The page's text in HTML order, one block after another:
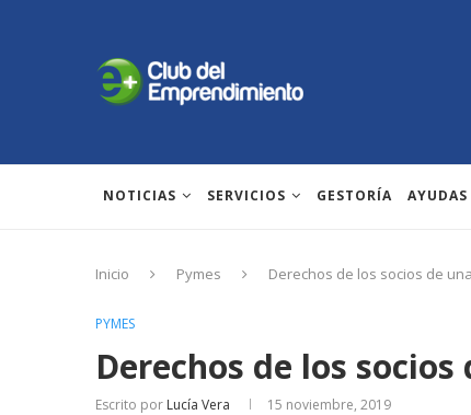
NOTICIAS SERVICIOS GESTORÍA
Inicio Pymes Derechos de los socios de
PYMES
Derechos de los
Escrito por Lucía Vera 15 noviembre, 2019